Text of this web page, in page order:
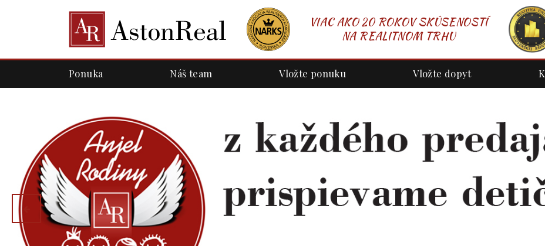
VIAC AKO 20 ROKOV SKÚSENOSTÍ
NA REALITNOM TRHU
Ponuka Náš team Vložte ponuku Vložte dopyt